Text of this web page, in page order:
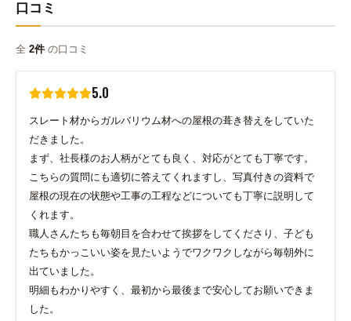
口コミ
全 2件 の口コミ
5.0
スレート材からガルバリウム材への屋根の葺き替えをしていた
だきました。
まず、社長様のお人柄がとても良く、対応がとても丁寧です。
こちらの質問にも適切に答えてくれますし、写真付きの資料で
屋根の現在の状態や工事の工程などについても丁寧に説明して
くれます。
職人さんたちも毎朝目を合わせて挨拶をしてくださり、子ども
たちもかっこいい姿を見たいようでワクワクしながら毎朝外に
出ていました。
明細もわかりやすく、最初から最後まで安心してお願いできま
した。